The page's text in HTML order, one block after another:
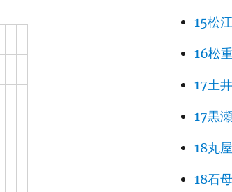
15松
16松
17土
17黒
18丸
18石